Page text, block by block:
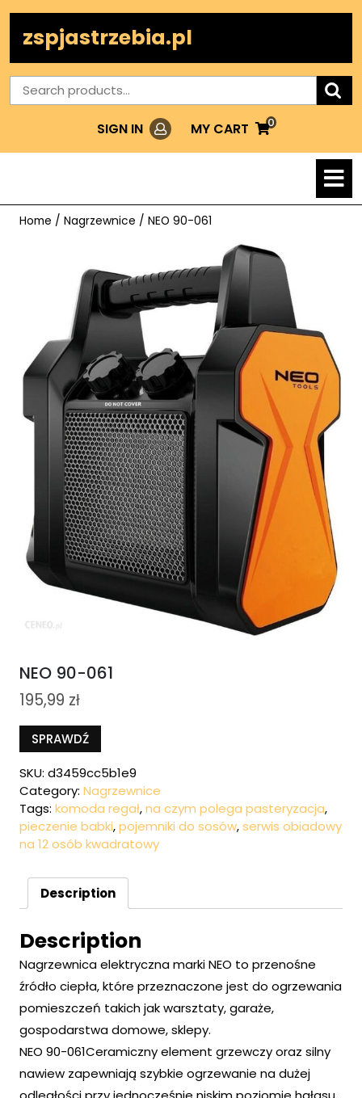
contentzspjastrzebia.pl
Search
for:
SIGN IN LoginMY CART
MY
0
Home / Nagrzewnice / NEO 90-061
NEO 90-061
195,99 zł
SPRAWDŹ
SKU: d3459cc5b1e9
Category: Nagrzewnice
Tags: komoda regał,na czym polega pasteryzacja,
pieczenie babki,pojemniki do sosów,serwis obiadowy
na 12 osób kwadratowy
Description
Description
Nagrzewnica elektryczna marki NEO to przenośne
źródło ciepła, które przeznaczone jest do ogrzewania
pomieszczeń takich jak warsztaty, garaże,
gospodarstwa domowe, sklepy.
NEO 90-061Ceramiczny element grzewczy oraz silny
nawiew zapewniają szybkie ogrzewanie na dużej